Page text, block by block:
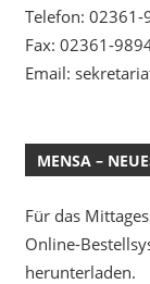
Telefon: 02361-
Fax: 02361-
Email:
MENSA –
Für das
Online-
herunterladen.